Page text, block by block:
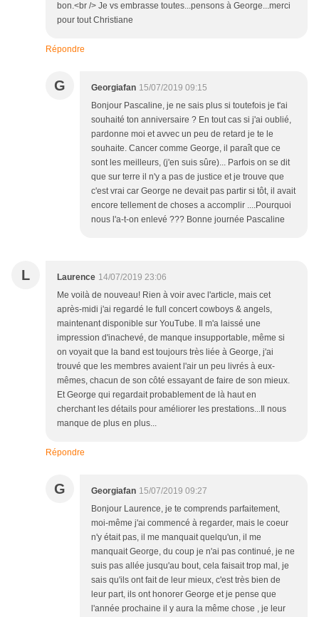
bon.<br /> Je vs embrasse toutes...pensons à George...merci
pour tout Christiane
Répondre
G Georgiafan 15/07/2019 09:15
Bonjour Pascaline, je ne sais plus si toutefois je t'ai
souhaité ton anniversaire ? En tout cas si j'ai oublié,
pardonne moi et avvec un peu de retard je te le
souhaite. Cancer comme George, il paraît que ce
sont les meilleurs, (j'en suis sûre)... Parfois on se dit
que sur terre il n'y a pas de justice et je trouve que
c'est vrai car George ne devait pas partir si tôt, il avait
encore tellement de choses a accomplir ....Pourquoi
nous l'a-t-on enlevé ??? Bonne journée Pascaline
L Laurence 14/07/2019 23:06
Me voilà de nouveau! Rien à voir avec l'article, mais cet
après-midi j'ai regardé le full concert cowboys & angels,
maintenant disponible sur YouTube. Il m'a laissé une
impression d'inachevé, de manque insupportable, même si
on voyait que la band est toujours très liée à George, j'ai
trouvé que les membres avaient l'air un peu livrés à eux-
mêmes, chacun de son côté essayant de faire de son mieux.
Et George qui regardait probablement de là haut en
cherchant les détails pour améliorer les prestations...Il nous
manque de plus en plus...
Répondre
G Georgiafan 15/07/2019 09:27
Bonjour Laurence, je te comprends parfaitement,
moi-même j'ai commencé à regarder, mais le coeur
n'y était pas, il me manquait quelqu'un, il me
manquait George, du coup je n'ai pas continué, je ne
suis pas allée jusqu'au bout, cela faisait trop mal, je
sais qu'ils ont fait de leur mieux, c'est très bien de
leur part, ils ont honorer George et je pense que
l'année prochaine il y aura la même chose , je leur